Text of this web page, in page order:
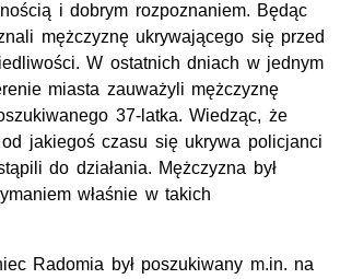
i dobrym rozpoznaniem. Będąc
mężczyznę ukrywającego się przed
W ostatnich dniach w jednym
miasta zauważyli mężczyznę
37-latka. Wiedząc, że
jakiegoś czasu się ukrywa policjanci
do działania. Mężczyzna był
właśnie w takich
Radomia był poszukiwany m.in. na